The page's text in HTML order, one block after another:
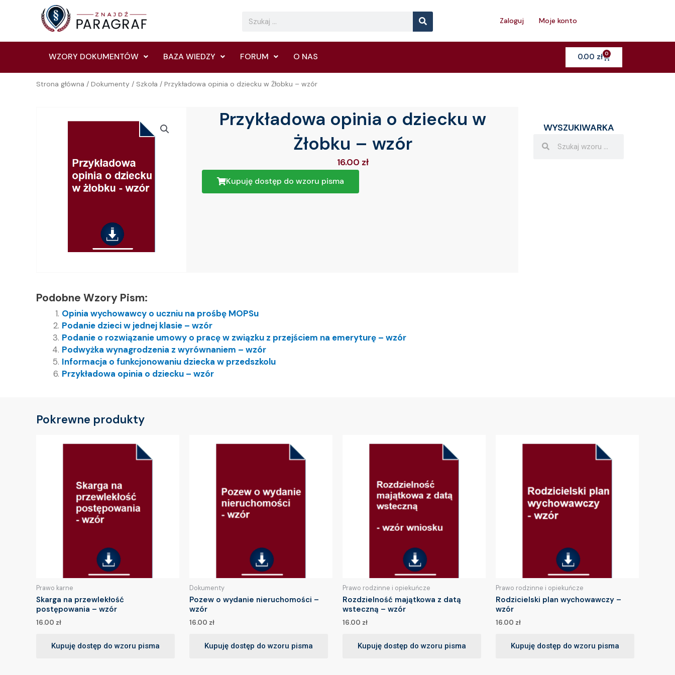
Search Search
Zaloguj Moje konto
WZORY DOKUMENTÓW BAZA WIEDZY FORUM O NAS 0.00 zł 0Cart
Strona główna / Dokumenty / Szkoła / Przykładowa opinia o dziecku w Żłobku – wzór
Przykładowa opinia o dziecku w
Żłobku – wzór
16.00 zł
Kupuję dostęp do wzoru pisma
WYSZUKIWARKA
Podobne Wzory Pism:
Opinia wychowawcy o uczniu na prośbę MOPSu
Podanie dzieci w jednej klasie – wzór
Podanie o rozwiązanie umowy o pracę w związku z przejściem na emeryturę – wzór
Podwyżka wynagrodzenia z wyrównaniem – wzór
Informacja o funkcjonowaniu dziecka w przedszkolu
Przykładowa opinia o dziecku – wzór
Pokrewne produkty
Prawo karne
Skarga na przewlekłość
postępowania – wzór
16.00 zł
Kupuję dostęp do wzoru pisma
Dokumenty
Pozew o wydanie nieruchomości –
wzór
16.00 zł
Kupuję dostęp do wzoru pisma
Prawo rodzinne i opiekuńcze
Rozdzielność majątkowa z datą
wsteczną – wzór
16.00 zł
Kupuję dostęp do wzoru pisma
Prawo rodzinne i opiekuńcze
Rodzicielski plan wychowawczy –
wzór
16.00 zł
Kupuję dostęp do wzoru pisma